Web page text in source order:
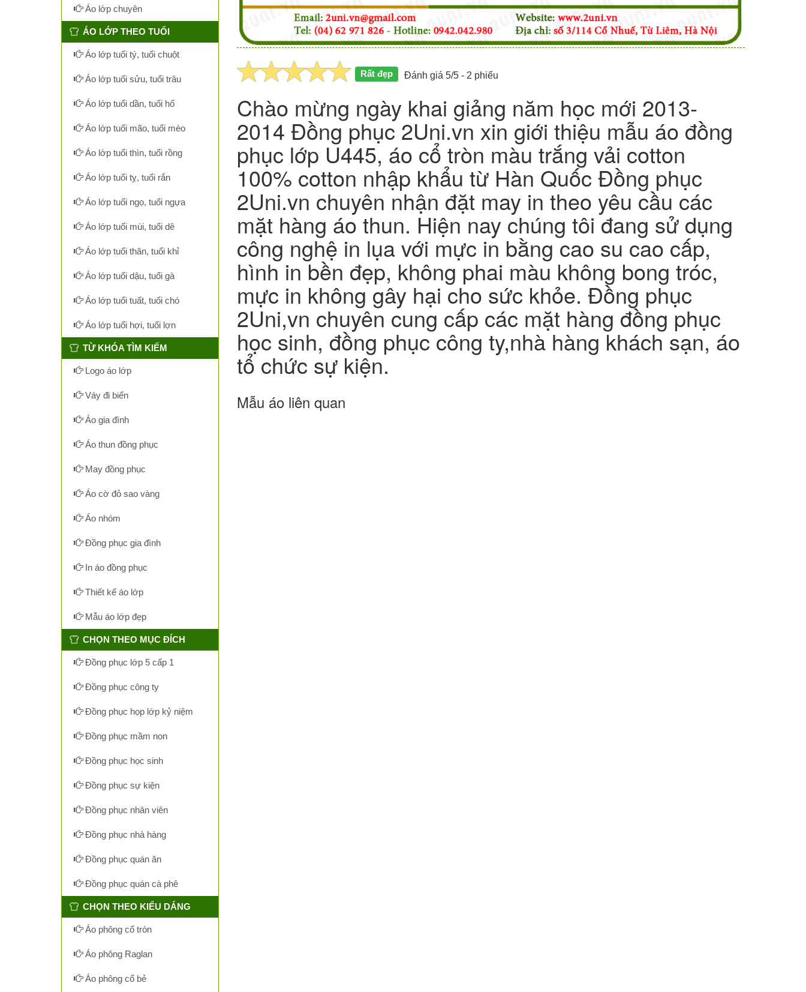
Rất đẹp Đánh giá 5/5 - 2 phiếu
Chào mừng ngày khai giảng năm học mới 2013-
2014 Đồng phục 2Uni.vn xin giới thiệu mẫu áo đồng
phục lớp U445, áo cổ tròn màu trắng vải cotton
100% cotton nhập khẩu từ Hàn Quốc Đồng phục
2Uni.vn chuyên nhận đặt may in theo yêu cầu các
mặt hàng áo thun. Hiện nay chúng tôi đang sử dụng
công nghệ in lụa với mực in bằng cao su cao cấp,
hình in bền đẹp, không phai màu không bong tróc,
mực in không gây hại cho sức khỏe. Đồng phục
2Uni,vn chuyên cung cấp các mặt hàng đồng phục
học sinh, đồng phục công ty,nhà hàng khách sạn, áo
tổ chức sự kiện.
Mẫu áo liên quan
Áo lớp chuyên
ÁO LỚP THEO TUỔI
Áo lớp tuổi tý, tuổi chuột
Áo lớp tuổi sửu, tuổi trâu
Áo lớp tuổi dần, tuổi hổ
Áo lớp tuổi mão, tuổi mèo
Áo lớp tuổi thìn, tuổi rồng
Áo lớp tuổi tỵ, tuổi rắn
Áo lớp tuổi ngọ, tuổi ngựa
Áo lớp tuổi mùi, tuổi dê
Áo lớp tuổi thân, tuổi khỉ
Áo lớp tuổi dậu, tuổi gà
Áo lớp tuổi tuất, tuổi chó
Áo lớp tuổi hợi, tuổi lợn
TỪ KHÓA TÌM KIẾM
Logo áo lớp
Váy đi biển
Áo gia đình
Áo thun đồng phục
May đồng phục
Áo cờ đỏ sao vàng
Áo nhóm
Đồng phục gia đình
In áo đồng phục
Thiết kế áo lớp
Mẫu áo lớp đẹp
CHỌN THEO MỤC ĐÍCH
Đồng phục lớp 5 cấp 1
Đồng phục công ty
Đồng phục họp lớp kỷ niệm
Đồng phục mầm non
Đồng phục học sinh
Đồng phục sự kiện
Đồng phục nhân viên
Đồng phục nhà hàng
Đồng phục quán ăn
Đồng phục quán cà phê
CHỌN THEO KIỂU DÁNG
Áo phông cổ tròn
Áo phông Raglan
Áo phông cổ bẻ